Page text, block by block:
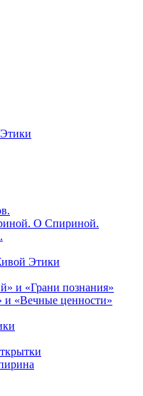
О Спириной.
Этики
и «Грани познания»
«Вечные ценности»